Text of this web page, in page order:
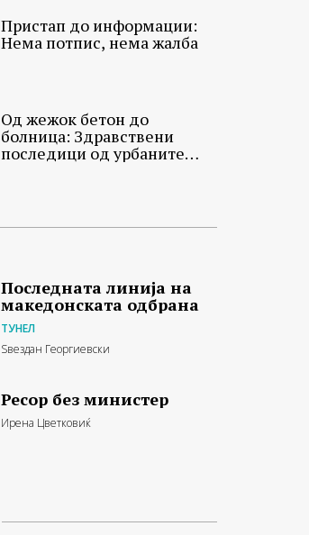
Пристап до информации:
Нема потпис, нема жалба
Од жежок бетон до
болница: Здравствени
последици од урбаните
Последната линија на
македонската одбрана
ТУНЕЛ
Ѕвездан Георгиевски
Ресор без министер
Ирена Цветковиќ